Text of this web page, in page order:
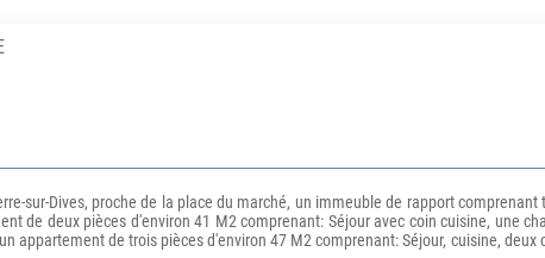
sur-Dives, proche de la place du marché, un immeuble de rapport
de deux pièces d'environ 41 M2 comprenant: Séjour avec coin cuisine, une
appartement de trois pièces d'environ 47 M2 comprenant: Séjour, cuisine, deux